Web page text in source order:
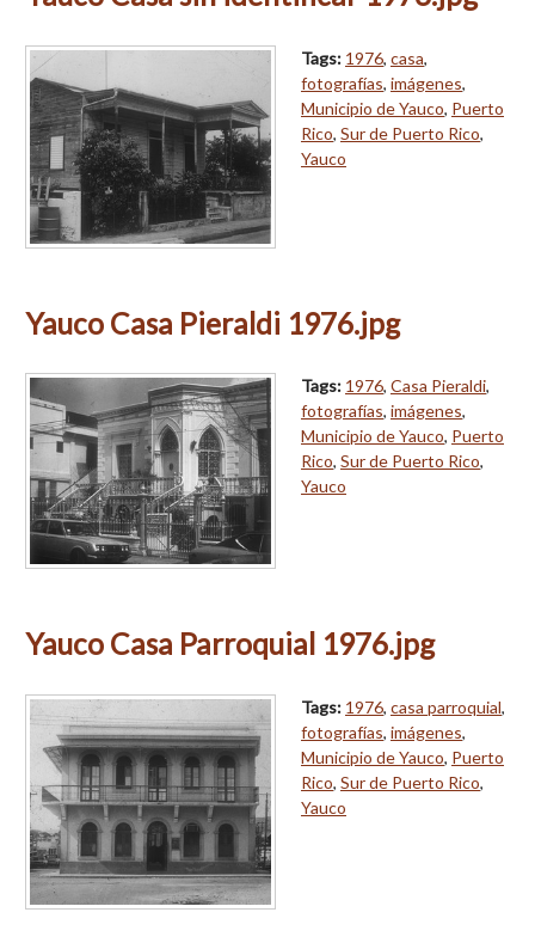
Tags: 1976, casa,
fotografías, imágenes,
Municipio de Yauco, Puerto
Rico, Sur de Puerto Rico,
Yauco
Yauco Casa Pieraldi 1976.jpg
Tags: 1976, Casa Pieraldi,
fotografías, imágenes,
Municipio de Yauco, Puerto
Rico, Sur de Puerto Rico,
Yauco
Yauco Casa Parroquial 1976.jpg
Tags: 1976, casa parroquial,
fotografías, imágenes,
Municipio de Yauco, Puerto
Rico, Sur de Puerto Rico,
Yauco